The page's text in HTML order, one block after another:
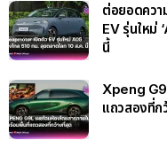
ต่อยอดควา
EV รุ่นใหม่
นี้
Xpeng
แถวสองที่ก